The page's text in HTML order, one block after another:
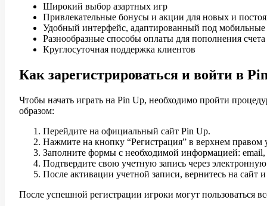
Широкий выбор азартных игр
Привлекательные бонусы и акции для новых и
Удобный интерфейс, адаптированный под мобильные
Разнообразные способы оплаты для пополнения
Круглосуточная поддержка клиентов
Как зарегистрироваться и войти в
Чтобы начать играть на Pin Up, необходимо пройти
образом:
Перейдите на официальный сайт Pin Up.
Нажмите на кнопку “Регистрация” в верхнем правом
Заполните формы с необходимой информацией: email,
Подтвердите свою учетную запись через
После активации учетной записи, вернитесь на сайт
После успешной регистрации игроки могут пользоваться